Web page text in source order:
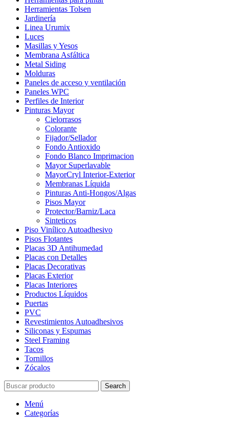
Herramientas Tolsen
Jardinería
Linea Urumix
Luces
Masillas y Yesos
Membrana Asfáltica
Metal Siding
Molduras
Paneles de acceso y ventilación
Paneles WPC
Perfiles de Interior
Pinturas Mayor
Cielorrasos
Colorante
Fijador/Sellador
Fondo Antioxido
Fondo Blanco Imprimacion
Mayor Superlavable
MayorCryl Interior-Exterior
Membranas Líquida
Pinturas Anti-Hongos/Algas
Pisos Mayor
Protector/Barniz/Laca
Sinteticos
Piso Vinílico Autoadhesivo
Pisos Flotantes
Placas 3D Antihumedad
Placas con Detalles
Placas Decorativas
Placas Exterior
Placas Interiores
Productos Líquidos
Puertas
PVC
Revestimientos Autoadhesivos
Siliconas y Espumas
Steel Framing
Tacos
Tornillos
Zócalos
Search
Menú
Categorías